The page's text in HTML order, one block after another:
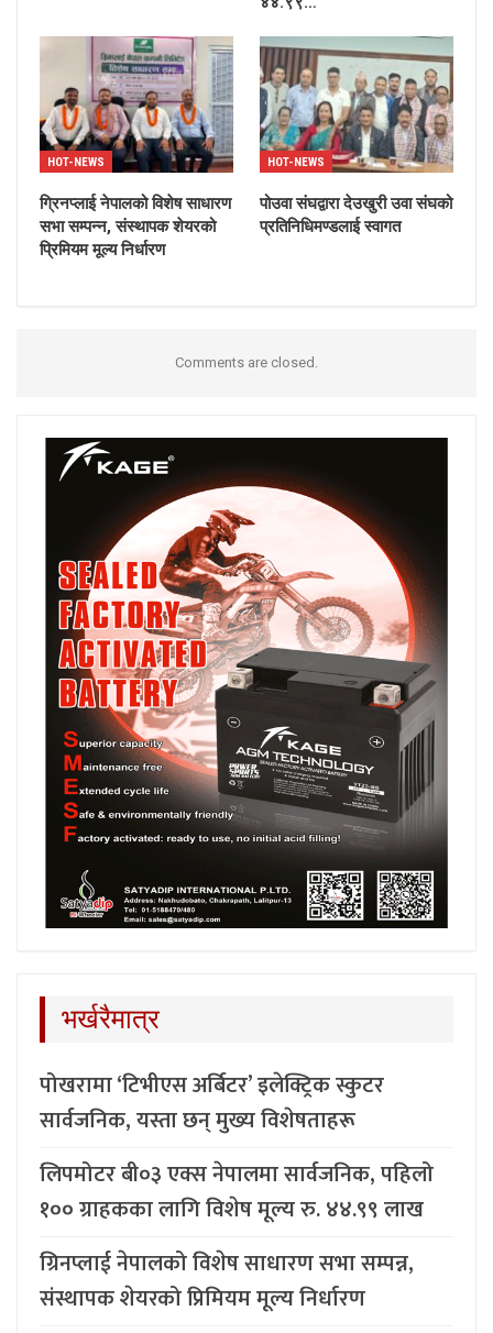
HOT-NEWS
ग्रिनप्लाई नेपालको विशेष साधारण
सभा सम्पन्न, संस्थापक शेयरको
प्रिमियम मूल्य निर्धारण
HOT-NEWS
पोउवा संघद्वारा देउखुरी उवा संघको
प्रतिनिधिमण्डलाई स्वागत
Comments are closed.
भर्खरैमात्र
पोखरामा ‘टिभीएस अर्बिटर’ इलेक्ट्रिक स्कुटर
सार्वजनिक, यस्ता छन् मुख्य विशेषताहरू
लिपमोटर बी०३ एक्स नेपालमा सार्वजनिक, पहिलो
१०० ग्राहकका लागि विशेष मूल्य रु. ४४.९९ लाख
ग्रिनप्लाई नेपालको विशेष साधारण सभा सम्पन्न,
संस्थापक शेयरको प्रिमियम मूल्य निर्धारण